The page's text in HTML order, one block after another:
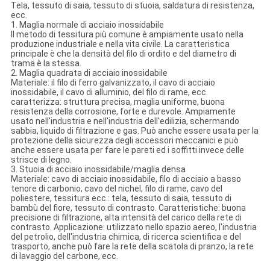
Tela, tessuto di saia, tessuto di stuoia, saldatura di resistenza,
ecc.
1. Maglia normale di acciaio inossidabile
Il metodo di tessitura più comune è ampiamente usato nella
produzione industriale e nella vita civile. La caratteristica
principale è che la densità del filo di ordito e del diametro di
trama è la stessa.
2. Maglia quadrata di acciaio inossidabile
Materiale: il filo di ferro galvanizzato, il cavo di acciaio
inossidabile, il cavo di alluminio, del filo di rame, ecc.
caratterizza: struttura precisa, maglia uniforme, buona
resistenza della corrosione, forte e durevole. Ampiamente
usato nell'industria e nell'industria dell'edilizia, schermando
sabbia, liquido di filtrazione e gas. Può anche essere usata per la
protezione della sicurezza degli accessori meccanici e può
anche essere usata per fare le pareti ed i soffitti invece delle
strisce di legno.
3. Stuoia di acciaio inossidabile/maglia densa
Materiale: cavo di acciaio inossidabile, filo di acciaio a basso
tenore di carbonio, cavo del nichel, filo di rame, cavo del
poliestere, tessitura ecc.: tela, tessuto di saia, tessuto di
bambù del fiore, tessuto di contrasto. Caratteristiche: buona
precisione di filtrazione, alta intensità del carico della rete di
contrasto. Applicazione: utilizzato nello spazio aereo, l'industria
del petrolio, dell'industria chimica, di ricerca scientifica e del
trasporto, anche può fare la rete della scatola di pranzo, la rete
di lavaggio del carbone, ecc.